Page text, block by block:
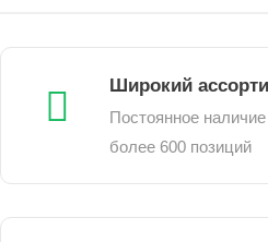
Широкий
Постоянное
более 600 позиций